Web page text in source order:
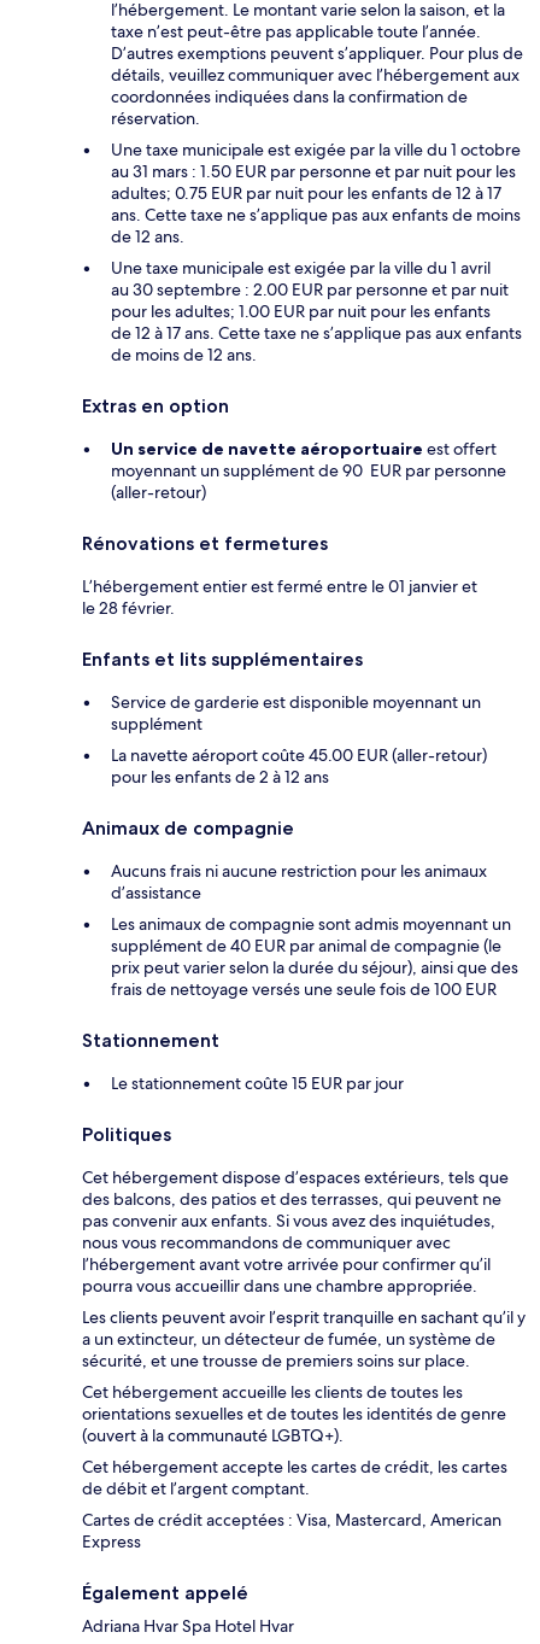
l’hébergement. Le montant varie selon la saison, et la
taxe n’est peut-être pas applicable toute l’année.
D’autres exemptions peuvent s’appliquer. Pour plus de
détails, veuillez communiquer avec l’hébergement aux
coordonnées indiquées dans la confirmation de
réservation.
Une taxe municipale est exigée par la ville du 1 octobre
au 31 mars : 1.50 EUR par personne et par nuit pour les
adultes; 0.75 EUR par nuit pour les enfants de 12 à 17
ans. Cette taxe ne s’applique pas aux enfants de moins
de 12 ans.
Une taxe municipale est exigée par la ville du 1 avril
au 30 septembre : 2.00 EUR par personne et par nuit
pour les adultes; 1.00 EUR par nuit pour les enfants
de 12 à 17 ans. Cette taxe ne s’applique pas aux enfants
de moins de 12 ans.
Extras en option
Un service de navette aéroportuaire est offert
moyennant un supplément de 90 EUR par personne
(aller-retour)
Rénovations et fermetures
L’hébergement entier est fermé entre le 01 janvier et
le 28 février.
Enfants et lits supplémentaires
Service de garderie est disponible moyennant un
supplément
La navette aéroport coûte 45.00 EUR (aller-retour)
pour les enfants de 2 à 12 ans
Animaux de compagnie
Aucuns frais ni aucune restriction pour les animaux
d’assistance
Les animaux de compagnie sont admis moyennant un
supplément de 40 EUR par animal de compagnie (le
prix peut varier selon la durée du séjour), ainsi que des
frais de nettoyage versés une seule fois de 100 EUR
Stationnement
Le stationnement coûte 15 EUR par jour
Politiques
Cet hébergement dispose d’espaces extérieurs, tels que
des balcons, des patios et des terrasses, qui peuvent ne
pas convenir aux enfants. Si vous avez des inquiétudes,
nous vous recommandons de communiquer avec
l’hébergement avant votre arrivée pour confirmer qu’il
pourra vous accueillir dans une chambre appropriée.
Les clients peuvent avoir l’esprit tranquille en sachant qu’il y
a un extincteur, un détecteur de fumée, un système de
sécurité, et une trousse de premiers soins sur place.
Cet hébergement accueille les clients de toutes les
orientations sexuelles et de toutes les identités de genre
(ouvert à la communauté LGBTQ+).
Cet hébergement accepte les cartes de crédit, les cartes
de débit et l’argent comptant.
Cartes de crédit acceptées : Visa, Mastercard, American
Express
Également appelé
Adriana Hvar Spa Hotel Hvar